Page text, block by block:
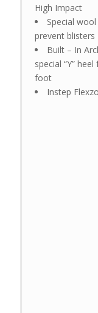
High Impact
Special
prevent blisters
Built – In
special “Y”
foot
Instep